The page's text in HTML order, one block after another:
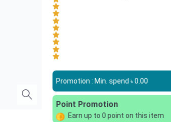
Promotion : Min. spend ৳0.00
Point Promotion
Earn up to 0 point on this item